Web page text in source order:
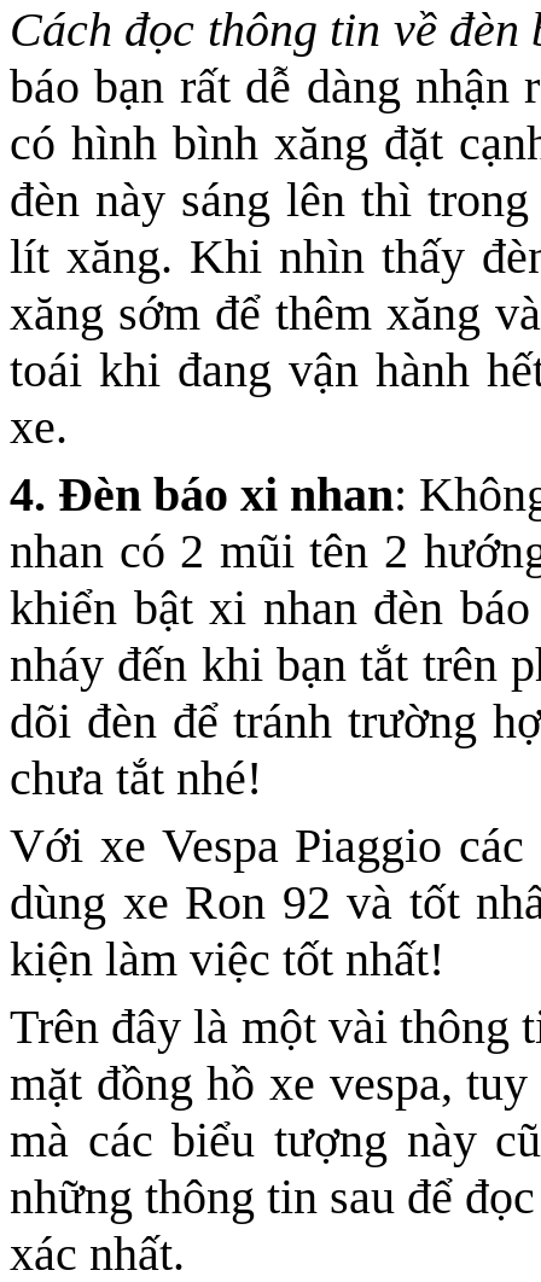
Cách đọc thông tin về đèn
báo bạn rất dễ dàng
có hình bình xăng đặt
đèn này sáng lên thì
lít xăng. Khi nhìn thấy
xăng sớm để thêm xăng
toái khi đang vận hành
xe.
4. Đèn báo xi nhan:
nhan có 2 mũi tên 2
khiển bật xi nhan đèn
nháy đến khi bạn tắt trên
dõi đèn để tránh trường
chưa tắt nhé!
Với xe Vespa Piaggio
dùng xe Ron 92 và tốt
kiện làm việc tốt nhất!
Trên đây là một vài thông
mặt đồng hồ xe vespa,
mà các biểu tượng này
những thông tin sau để
xác nhất.